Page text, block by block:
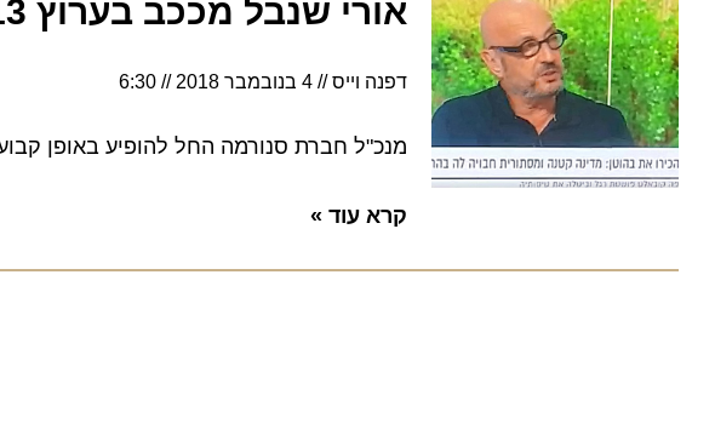
אורי שנבל מככב בערוץ 13
דפנה וייס 4 בנובמבר 2018 6:30
מנכ"ל חברת סנורמה החל להופיע באופן קבוע
קרא עוד »